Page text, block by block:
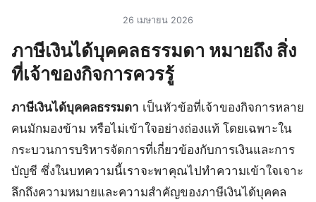
26 เมษายน 2026
ภาษีเงินได้บุคคลธรรมดา หมายถึง สิ่ง
ที่เจ้าของกิจการควรรู้
ภาษีเงินได้บุคคลธรรมดา เป็นหัวข้อที่เจ้าของกิจการหลาย
คนมักมองข้าม หรือไม่เข้าใจอย่างถ่องแท้ โดยเฉพาะใน
กระบวนการบริหารจัดการที่เกี่ยวข้องกับการเงินและการ
บัญชี ซึ่งในบทความนี้เราจะพาคุณไปทำความเข้าใจเจาะ
ลึกถึงความหมายและความสำคัญของภาษีเงินได้บุคคล